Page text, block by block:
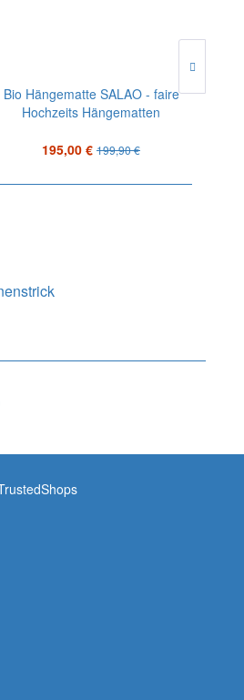
Bio Hängematte SALAO - faire
Hochzeits Hängematten
195,00 € 199,90 €